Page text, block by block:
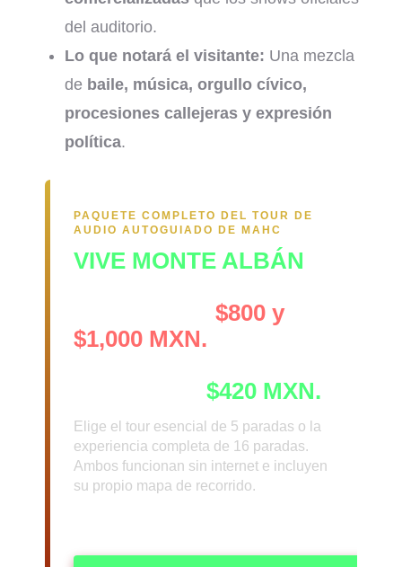
del auditorio.
Lo que notará el visitante: Una mezcla
de baile, música, orgullo cívico,
procesiones callejeras y expresión
política.
PAQUETE COMPLETO DEL TOUR DE
AUDIO AUTOGUIADO DE MAHC
VIVE MONTE ALBÁN
$800 y
$1,000 MXN.
$420 MXN.
Elige el tour esencial de 5 paradas o la
experiencia completa de 16 paradas.
Ambos funcionan sin internet e incluyen
su propio mapa de recorrido.